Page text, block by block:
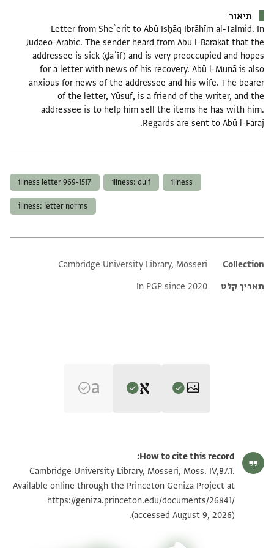
תיאור
Letter from Sheʾerit to Abū Isḥāq Ibrāhīm al-Talmid. In
Judaeo-Arabic. The sender heard from Abū l-Barakāt that the
addressee is sick (ḍaʿīf) and is very preoccupied and hopes
for a letter with news of his recovery. Abū l-Munā is also
anxious for news of the addressee and his wife. The bearer
of the letter, Yūsuf, is a friend of the writer, and the
addressee is to help him sell the items he has with him.
Regards are sent to Abū l-Faraj.
illness
illness: du'f
illness letter 969-1517
illness: letter norms
Additional metadata
Collection
Cambridge University Library, Mosseri
תאריך קלט
In PGP since 2020
Alan Elbaum's digital edition (2023).
Moss. IV,87.1 1v
הגדל וסובב
Moss. IV,87.1 recto
כאדמה
Moss. IV,87.1 verso
חצרה אלשיך אבוסחק אבראהים אלתלמיד שצ
How to cite this record:
Cambridge University Library, Mosseri, Moss. IV,87.1.
Available online through the Princeton Geniza Project at
https://geniza.princeton.edu/documents/26841/
(accessed August 9, 2026).